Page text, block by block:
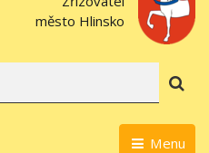
město Hlinsko
Menu